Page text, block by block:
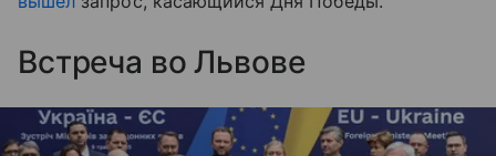
Встреча во Львове